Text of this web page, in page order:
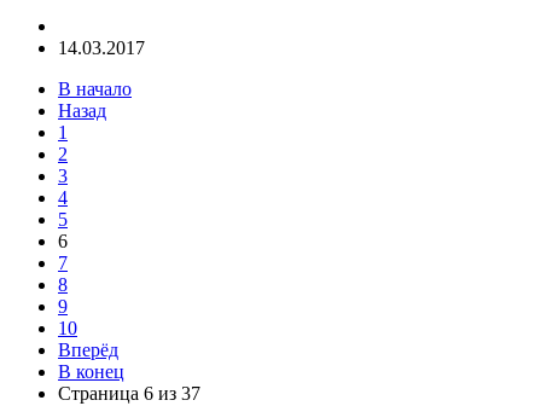
14.03.2017
В начало
Назад
1
2
3
4
5
6
7
8
9
10
Вперёд
В конец
Страница 6 из 37